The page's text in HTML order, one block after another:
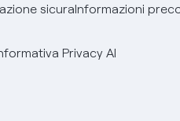
sicuraInformazioni
Privacy AI